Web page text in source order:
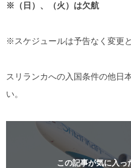
※（日）、（火）は欠航
※スケジュールは予告なく変更
スリランカへの入国条件の他日
い。
この記事が気に入っ